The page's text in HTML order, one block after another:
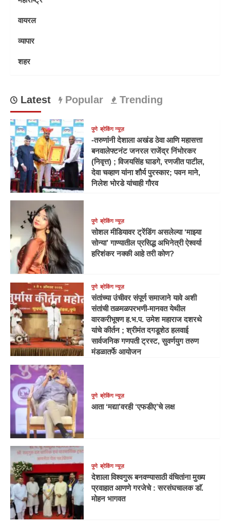
वायरल
व्यापार
शहर
Latest Popular Trending
पुणे ब्रेकिंग न्यूज़
-तरुणांनी देशाला अखंड ठेवा आणि महासत्ता
बनवालेफ्टनंट जनरल राजेंद्र निंभोरकर
(निवृत्त) ; विजयसिंह घाडगे, रणजीत पाटील,
देवा चव्हाण यांना शौर्य पुरस्कार; पवन माने,
निलेश भोरडे यांचाही गौरव
पुणे ब्रेकिंग न्यूज़
सोशल मीडियावर ट्रेंडिंग असलेल्या ‘माझ्या
सोन्या’ गाण्यातील प्रसिद्ध अभिनेत्री ऐश्वर्या
हरिशंकर नक्की आहे तरी कोण?
पुणे ब्रेकिंग न्यूज़
संतांच्या उंचीवर संपूर्ण समाजाने यावे अशी
संतांची तळमळपरभणी-मानवत येथील
वारकरीभूषण ह.भ.प. उमेश महाराज दशरथे
यांचे कीर्तन ; श्रीमंत दगडूशेठ हलवाई
सार्वजनिक गणपती ट्रस्ट, सुवर्णयुग तरुण
मंडळातर्फे आयोजन
पुणे ब्रेकिंग न्यूज़
आता ‘मद्या’वरही ‘एफडीए’चे लक्ष
पुणे ब्रेकिंग न्यूज़
देशाला विश्वगुरू बनवण्यासाठी वंचितांना मुख्य
प्रवाहात आणणे गरजेचे : सरसंघचालक डाॅ.
मोहन भागवत